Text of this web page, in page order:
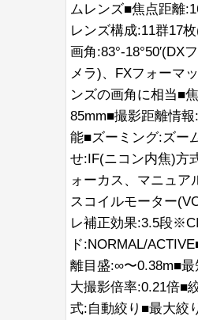
ムレンズ■焦点距離
レンズ構成:11群17
画角:83°-18°50′(DX
メラ)、FXフォーマ
ンズの画角に相当■
85mm■撮影距離情
能■ズーミング:ズー
せ:IF(ニコン内焦)方
ォーカス、マニュア
スコイルモーター
レ補正効果:3.5段
ド:NORMAL/
離目盛:∞〜0.38m■
大撮影倍率:0.21倍■
式:自動絞り■最大絞